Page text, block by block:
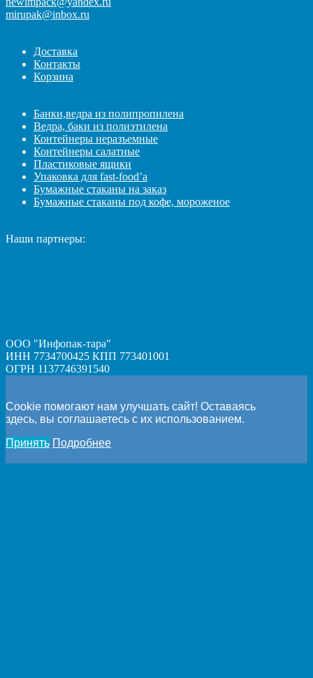
mirupak@inbox.ru
Доставка
Контакты
Корзина
Банки,ведра из полипропилена
Ведра, баки из полиэтилена
Контейнеры неразъемные
Контейнеры салатные
Пластиковые ящики
Упаковка для fast-food’а
Бумажные стаканы на заказ
Бумажные стаканы под кофе, мороженое
Наши партнеры:
ООО "Инфопак-тара"
ИНН 7734700425 КПП 773401001
ОГРН 1137746391540
Cookie помогают нам улучшать сайт! Оставаясь
здесь, вы соглашаетесь с их использованием.
Принять Подробнее